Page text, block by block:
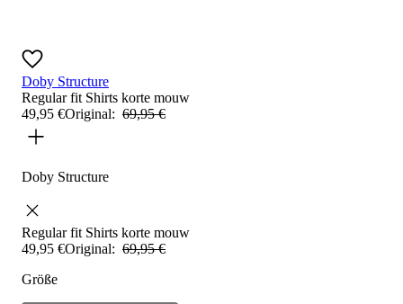
Doby Structure
Regular fit Shirts korte mouw
49,95 €Original: 69,95 €
Doby Structure
Regular fit Shirts korte mouw
49,95 €Original: 69,95 €
Größe